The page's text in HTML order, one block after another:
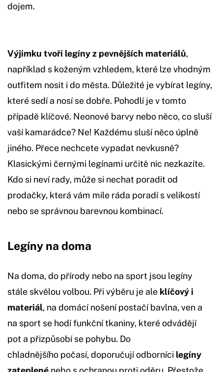
dojem.
Výjimku tvoří legíny z pevnějších materiálů,
například s koženým vzhledem, které lze vhodným
outfitem nosit i do města. Důležité je vybírat legíny,
které sedí a nosí se dobře. Pohodlí je v tomto
případě klíčové. Neonové barvy nebo něco, co sluší
vaší kamarádce? Ne! Každému sluší něco úplně
jiného. Přece nechcete vypadat nevkusně?
Klasickými černými legínami určitě nic nezkazíte.
Kdo si neví rady, může si nechat poradit od
prodačky, která vám mile ráda poradí s velikostí
nebo se správnou barevnou kombinací.
Legíny na doma
Na doma, do přírody nebo na sport jsou legíny
stále skvělou volbou. Při výběru je ale klíčový i
materiál, na domácí nošení postačí bavlna, ven a
na sport se hodí funkční tkaniny, které odvádějí
pot a přizpůsobí se pohybu. Do
chladnějšího počasí, doporučují odborníci legíny